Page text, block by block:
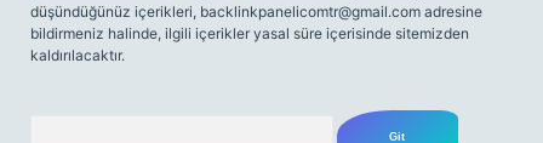
düşündüğünüz içerikleri, backlinkpanelicomtr@gmail.com adresine
bildirmeniz halinde, ilgili içerikler yasal süre içerisinde sitemizden
kaldırılacaktır.